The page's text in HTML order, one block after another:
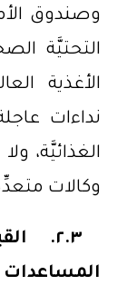
وصندوق
التحتيَّة
الأغذية
نداءات
الغذائيَّة،
وكالات
٢.٣.
المساعدات